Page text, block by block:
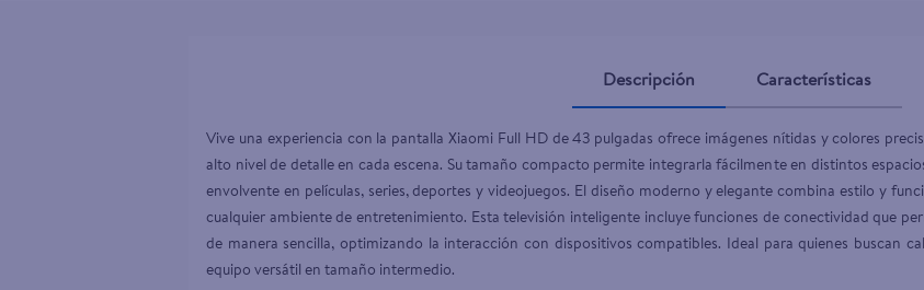
Descripción Características
Vive una experiencia con la pantalla Xiaomi Full HD de 43 pulgadas ofrece imágenes nítidas y colores
alto nivel de detalle en cada escena. Su tamaño compacto permite integrarla fácilmente en distintos
envolvente en películas, series, deportes y videojuegos. El diseño moderno y elegante combina estilo y
cualquier ambiente de entretenimiento. Esta televisión inteligente incluye funciones de conectividad que
de manera sencilla, optimizando la interacción con dispositivos compatibles. Ideal para quienes buscan
equipo versátil en tamaño intermedio.